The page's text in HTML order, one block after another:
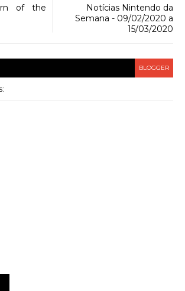
Notícias Nintendo da
Semana - 09/02/2020 a
15/03/2020
of the
BLOGGER